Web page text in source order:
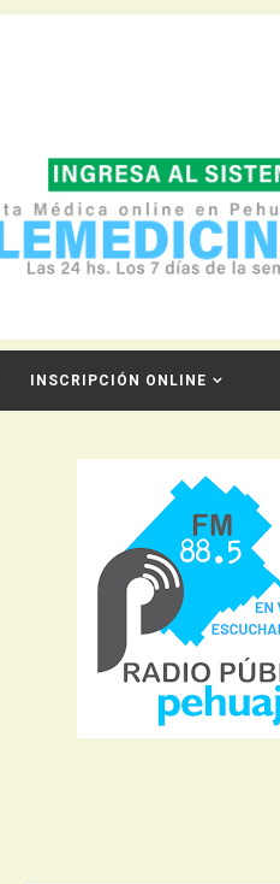
INSCRIPCIÓN ONLINE